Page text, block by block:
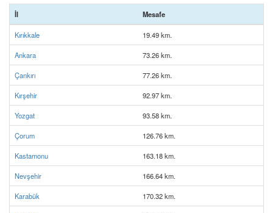
İl Mesafe
Kırıkkale 19.49 km.
Ankara 73.26 km.
Çankırı 77.26 km.
Kırşehir 92.97 km.
Yozgat 93.58 km.
Çorum 126.76 km.
Kastamonu 163.18 km.
Nevşehir 166.64 km.
Karabük 170.32 km.